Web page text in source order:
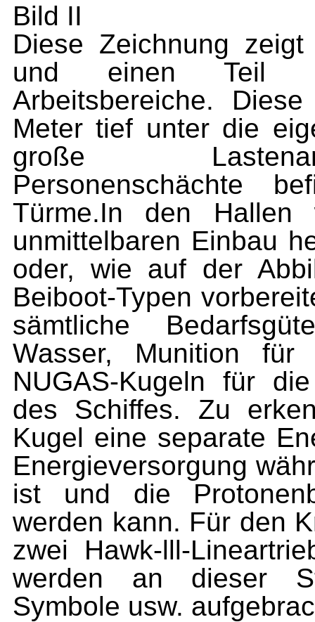
Bild II
Diese Zeichnung
und einen Teil
Arbeitsbereiche.
Meter tief unter die
große
Personenschächte
Türme.In den Hallen
unmittelbaren Einbau
oder, wie auf der
Beiboot-Typen
sämtliche
Wasser, Munition für
NUGAS-Kugeln für
des Schiffes. Zu
Kugel eine separate
Energieversorgung
ist und die
werden kann. Für den
zwei Hawk-lll-
werden an die­ser
Symbole usw.